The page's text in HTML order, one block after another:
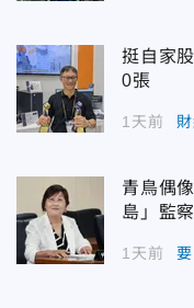
挺自家
0張
1天前
青鳥偶
島」監
1天前